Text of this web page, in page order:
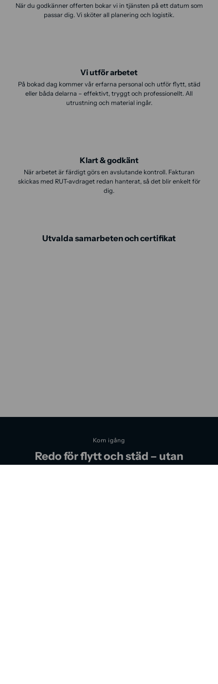
När du godkänner offerten bokar vi in tjänsten på ett datum som
passar dig. Vi sköter all planering och logistik.
Vi utför arbetet
På bokad dag kommer vår erfarna personal och utför flytt, städ
eller båda delarna – effektivt, tryggt och professionellt. All
utrustning och material ingår.
Klart & godkänt
När arbetet är färdigt görs en avslutande kontroll. Fakturan
skickas med RUT-avdraget redan hanterat, så det blir enkelt för
dig.
Utvalda samarbeten och certifikat
Kom igång
Redo för flytt och städ – utan